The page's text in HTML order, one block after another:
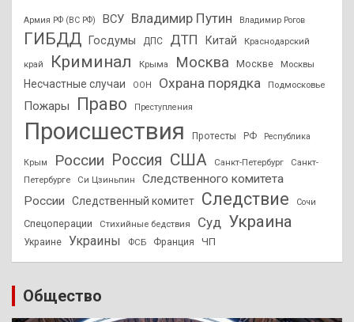
Армия РФ (ВС РФ) ВСУ Владимир Путин Владимир Рогов
ГИБДД Госдумы ДПС ДТП Китай Краснодарский
край Криминал Крыма Москва Москве Москвы
Несчастные случаи ООН Охрана порядка Подмосковье
Пожары Право Преступления
Происшествия Протесты РФ Республика
Крым России Россия США Санкт-Петербург
Санкт-
Петербурге
Си Цзиньпин
Следственного комитета
России
Следственный комитет Следствие Сочи
Спецоперации Стихийные бедствия Суд Украина
Украине Украины ФСБ Франция ЧП
Общество